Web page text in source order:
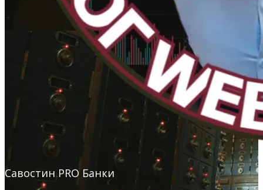
Савостин PRO Банки